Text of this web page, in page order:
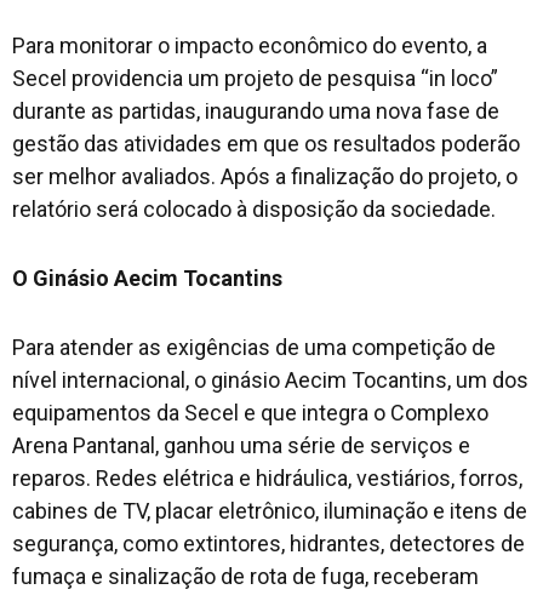
Para monitorar o impacto econômico do evento, a
Secel providencia um projeto de pesquisa “in loco”
durante as partidas, inaugurando uma nova fase de
gestão das atividades em que os resultados poderão
ser melhor avaliados. Após a finalização do projeto, o
relatório será colocado à disposição da sociedade.
O Ginásio Aecim Tocantins
Para atender as exigências de uma competição de
nível internacional, o ginásio Aecim Tocantins, um dos
equipamentos da Secel e que integra o Complexo
Arena Pantanal, ganhou uma série de serviços e
reparos. Redes elétrica e hidráulica, vestiários, forros,
cabines de TV, placar eletrônico, iluminação e itens de
segurança, como extintores, hidrantes, detectores de
fumaça e sinalização de rota de fuga, receberam